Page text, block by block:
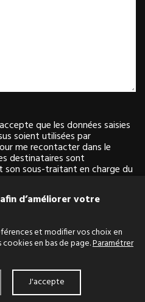
que les données saisies
soient utilisées par
me recontacter dans le
destinataires sont
sous-traitant en charge du
de vos droits, reportez-vous
.
formulaire
d’améliorer votre
et modifier vos choix en
en bas de page.Paramétrer
J'accepte